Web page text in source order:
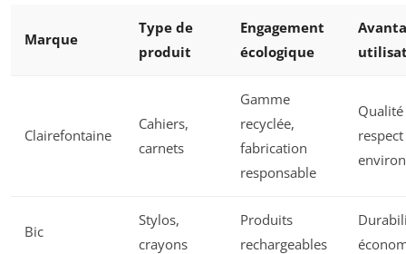
Marque
Type de
produit
Engagement
écologique
Clairefontaine
Cahiers,
carnets
Gamme
recyclée,
fabrication
responsable
respect
Bic
Stylos,
crayons
Produits
rechargeables